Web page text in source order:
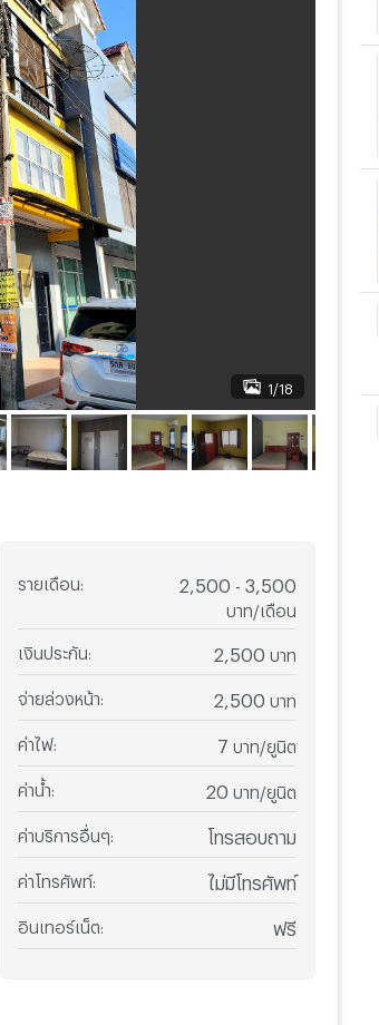
1/18
รายเดือน 2,500 - 3,500
บาท/เดือน
เงินประกัน 2,500 บาท
จ่ายล่วงหน้า 2,500 บาท
ค่าไฟ: 7 บาท/ยูนิต
ค่าน้ำ 20 บาท/ยูนิต
ค่าบริการอื่นๆ โทรสอบถาม
ค่าโทรศัพท์: ไม่มีโทรศัพท์
อินเทอร์เน็ต ฟรี